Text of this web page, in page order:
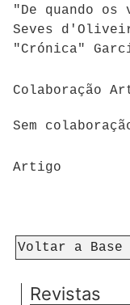
"De quando os
Seves
"Crónica"
Colaboração
Sem
Artigo
Voltar a Base
Revistas